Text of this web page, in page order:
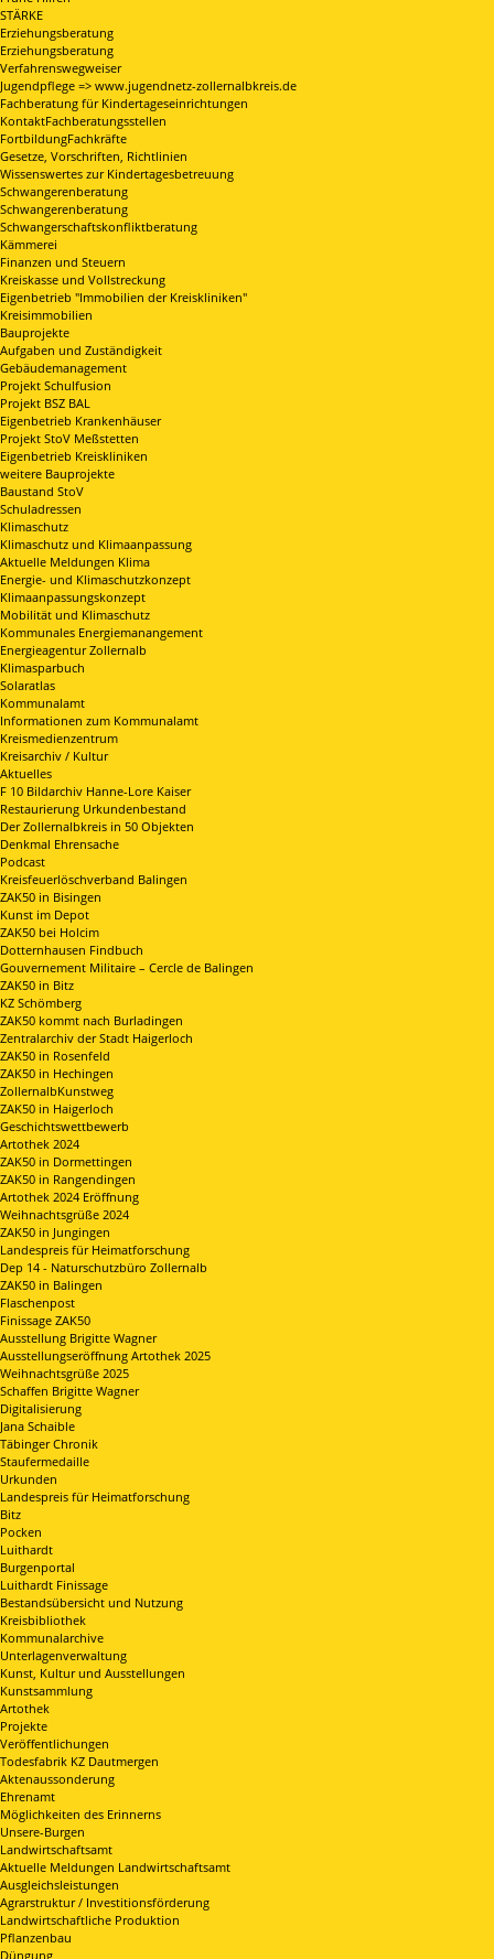
STÄRKE
Erziehungsberatung
Erziehungsberatung
Verfahrenswegweiser
Jugendpflege => www.jugendnetz-zollernalbkreis.de
Fachberatung für Kindertageseinrichtungen
KontaktFachberatungsstellen
FortbildungFachkräfte
Gesetze, Vorschriften, Richtlinien
Wissenswertes zur Kindertagesbetreuung
Schwangerenberatung
Schwangerenberatung
Schwangerschaftskonfliktberatung
Kämmerei
Finanzen und Steuern
Kreiskasse und Vollstreckung
Eigenbetrieb "Immobilien der Kreiskliniken"
Kreisimmobilien
Bauprojekte
Aufgaben und Zuständigkeit
Gebäudemanagement
Projekt Schulfusion
Projekt BSZ BAL
Eigenbetrieb Krankenhäuser
Projekt StoV Meßstetten
Eigenbetrieb Kreiskliniken
weitere Bauprojekte
Baustand StoV
Schuladressen
Klimaschutz
Klimaschutz und Klimaanpassung
Aktuelle Meldungen Klima
Energie- und Klimaschutzkonzept
Klimaanpassungskonzept
Mobilität und Klimaschutz
Kommunales Energiemanangement
Energieagentur Zollernalb
Klimasparbuch
Solaratlas
Kommunalamt
Informationen zum Kommunalamt
Kreismedienzentrum
Kreisarchiv / Kultur
Aktuelles
F 10 Bildarchiv Hanne-Lore Kaiser
Restaurierung Urkundenbestand
Der Zollernalbkreis in 50 Objekten
Denkmal Ehrensache
Podcast
Kreisfeuerlöschverband Balingen
ZAK50 in Bisingen
Kunst im Depot
ZAK50 bei Holcim
Dotternhausen Findbuch
Gouvernement Militaire – Cercle de Balingen
ZAK50 in Bitz
KZ Schömberg
ZAK50 kommt nach Burladingen
Zentralarchiv der Stadt Haigerloch
ZAK50 in Rosenfeld
ZAK50 in Hechingen
ZollernalbKunstweg
ZAK50 in Haigerloch
Geschichtswettbewerb
Artothek 2024
ZAK50 in Dormettingen
ZAK50 in Rangendingen
Artothek 2024 Eröffnung
Weihnachtsgrüße 2024
ZAK50 in Jungingen
Landespreis für Heimatforschung
Dep 14 - Naturschutzbüro Zollernalb
ZAK50 in Balingen
Flaschenpost
Finissage ZAK50
Ausstellung Brigitte Wagner
Ausstellungseröffnung Artothek 2025
Weihnachtsgrüße 2025
Schaffen Brigitte Wagner
Digitalisierung
Jana Schaible
Täbinger Chronik
Staufermedaille
Urkunden
Landespreis für Heimatforschung
Bitz
Pocken
Luithardt
Burgenportal
Luithardt Finissage
Bestandsübersicht und Nutzung
Kreisbibliothek
Kommunalarchive
Unterlagenverwaltung
Kunst, Kultur und Ausstellungen
Kunstsammlung
Artothek
Projekte
Veröffentlichungen
Todesfabrik KZ Dautmergen
Aktenaussonderung
Ehrenamt
Möglichkeiten des Erinnerns
Unsere-Burgen
Landwirtschaftsamt
Aktuelle Meldungen Landwirtschaftsamt
Ausgleichsleistungen
Agrarstruktur / Investitionsförderung
Landwirtschaftliche Produktion
Pflanzenbau
Düngung